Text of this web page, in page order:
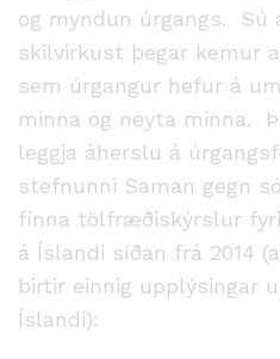
og myndun úrgangs. Sú
skilvirkust þegar kemur
sem úrgangur hefur á
minna og neyta minna.
leggja áherslu á
stefnunni Saman gegn
finna tölfræðiskýrslur
á Íslandi síðan frá 2014
birtir einnig upplýsingar
Íslandi):